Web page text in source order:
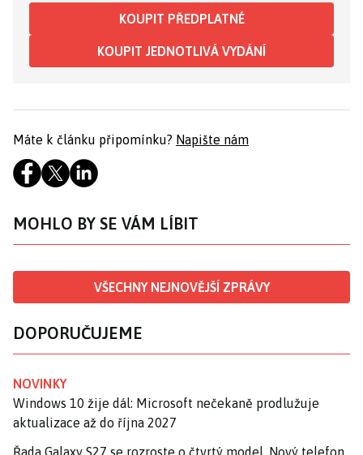
KOUPIT PŘEDPLATNÉ
KOUPIT JEDNOTLIVÁ VYDÁNÍ
Máte k článku připomínku? Napište nám
MOHLO BY SE VÁM LÍBIT
VŠECHNY NEJNOVĚJŠÍ ZPRÁVY
DOPORUČUJEME
NOVINKY
Windows 10 žije dál: Microsoft nečekaně prodlužuje
aktualizace až do října 2027
Řada Galaxy S27 se rozroste o čtvrtý model. Nový telefon